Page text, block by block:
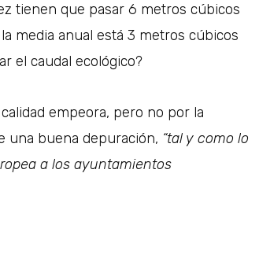
tienen que pasar 6 metros cúbicos
media anual está 3 metros cúbicos
el caudal ecológico?
empeora, pero no por la
una buena depuración, “tal y como lo
a los ayuntamientos